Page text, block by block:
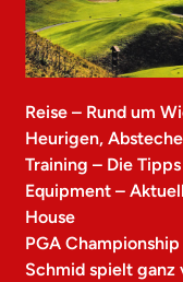
Reise – Rund um
Heurigen,
Training – Die
Equipment –
House
PGA
Schmid spielt ganz